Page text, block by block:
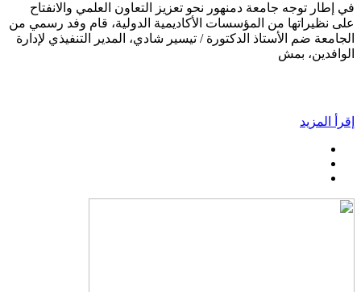
في إطار توجه جامعة دمنهور نحو تعزيز التعاون العلمي والانفتاح
على نظيراتها من المؤسسات الأكاديمية الدولية، قام وفد رسمي من
الجامعة ضم الأستاذ الدكتورة / تيسير شادي، المدير التنفيذي لإدارة
الوافدين، بمش
إقرأ المزيد